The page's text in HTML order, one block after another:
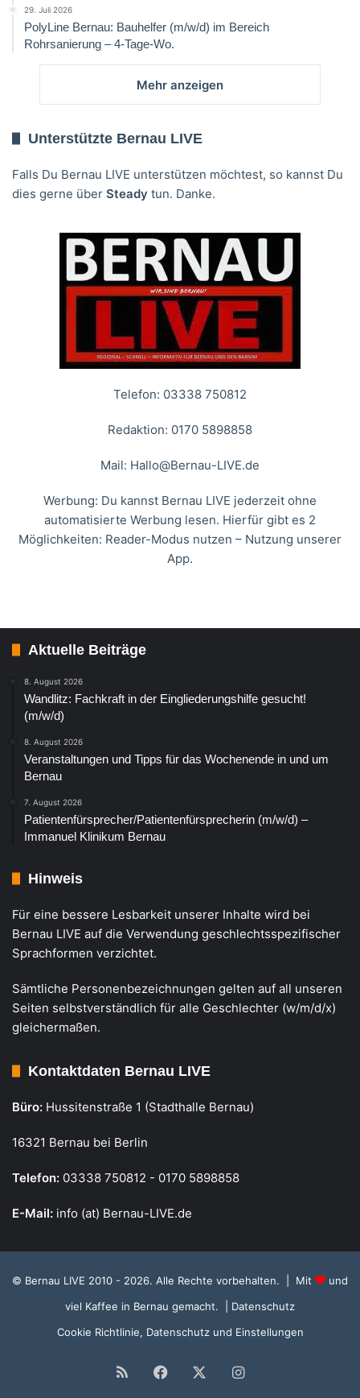
29. Juli 2026
PolyLine Bernau: Bauhelfer (m/w/d) im Bereich
Rohrsanierung – 4-Tage-Wo.
Mehr anzeigen
Unterstützte Bernau LIVE
Falls Du Bernau LIVE unterstützen möchtest, so kannst Du
dies gerne über Steady tun. Danke.
Telefon: 03338 750812
Redaktion: 0170 5898858
Mail: Hallo@Bernau-LIVE.de
Werbung: Du kannst Bernau LIVE jederzeit ohne
automatisierte Werbung lesen. Hierfür gibt es 2
Möglichkeiten: Reader-Modus nutzen – Nutzung unserer
App.
Aktuelle Beiträge
8. August 2026
Wandlitz: Fachkraft in der Eingliederungshilfe gesucht!
(m/w/d)
8. August 2026
Veranstaltungen und Tipps für das Wochenende in und um
Bernau
7. August 2026
Patientenfürsprecher/Patientenfürsprecherin (m/w/d) –
Immanuel Klinikum Bernau
Hinweis
Für eine bessere Lesbarkeit unserer Inhalte wird bei
Bernau LIVE auf die Verwendung geschlechtsspezifischer
Sprachformen verzichtet.
Sämtliche Personenbezeichnungen gelten auf all unseren
Seiten selbstverständlich für alle Geschlechter (w/m/d/x)
gleichermaßen.
Kontaktdaten Bernau LIVE
Büro: Hussitenstraße 1 (Stadthalle Bernau)
16321 Bernau bei Berlin
Telefon: 03338 750812 - 0170 5898858
E-Mail: info (at) Bernau-LIVE.de
© Bernau LIVE 2010 - 2026. Alle Rechte vorbehalten. | Mit
und
viel Kaffee in Bernau gemacht.
| Datenschutz
Cookie Richtlinie, Datenschutz und Einstellungen
RSS Facebook Instagram